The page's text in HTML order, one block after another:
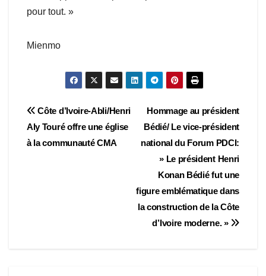
pour tout. »
Mienmo
Navigation
de
Hommage au président
Bédié/ Le vice-président
national du Forum PDCI:
» Le président Henri
Konan Bédié fut une
figure emblématique dans
la construction de la Côte
d’Ivoire moderne. »
Côte d’Ivoire-Abli/Henri
Aly Touré offre une église
à la communauté CMA